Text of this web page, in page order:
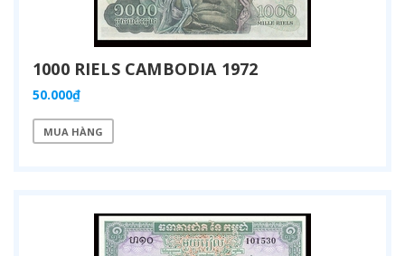
1000 RIELS CAMBODIA 1972
50.000₫
MUA HÀNG